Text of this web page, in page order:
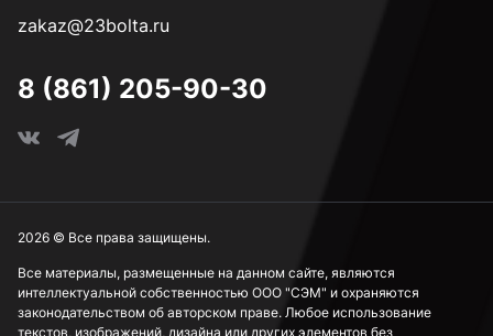
М18
М22
zakaz@23bolta.ru
8 (861) 205-90-30
Все материалы, размещенные на данном сайте, являются
интеллектуальной собственностью ООО "СЭМ" и охраняются
законодательством об авторском праве. Любое использование
текстов, изображений, дизайна или других элементов без
2026 © Все права защищены.